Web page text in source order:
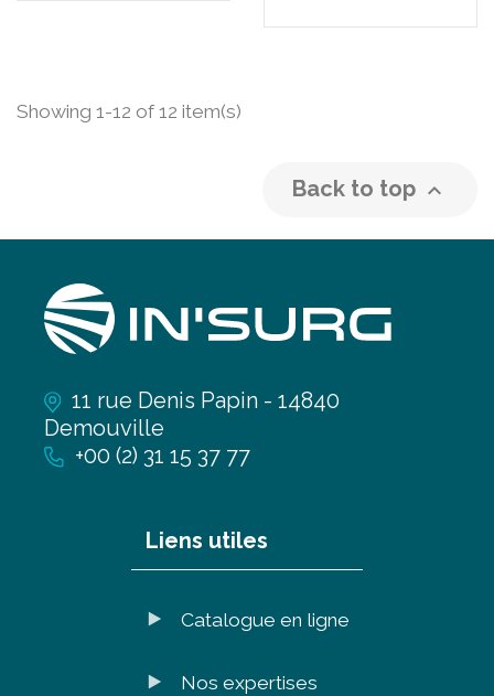
Showing 1-12 of 12 item(s)
Back to top 
11 rue Denis Papin - 14840
Demouville
+00 (2) 31 15 37 77
Liens utiles
Catalogue en ligne
Nos expertises